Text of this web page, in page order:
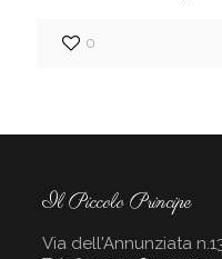
0
Il Piccolo Principe
Via dell'Annunziata